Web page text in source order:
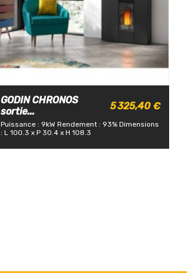
GODIN CHRONOS
sortie...
5 325,40 €
Puissance : 9kW Rendement : 93% Dimensions
: L 100.3 x P 30.4 x H 108.3